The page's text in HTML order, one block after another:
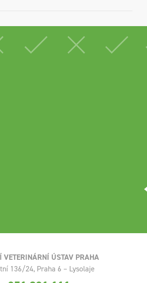
VETERINÁRNÍ ÚSTAV PRAHA
136/24, Praha 6 – Lysolaje